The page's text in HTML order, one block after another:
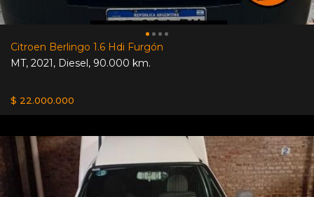
Citroen Berlingo 1.6 Hdi Furgón
MT, 2021, Diesel, 90.000 km.
$ 22.000.000